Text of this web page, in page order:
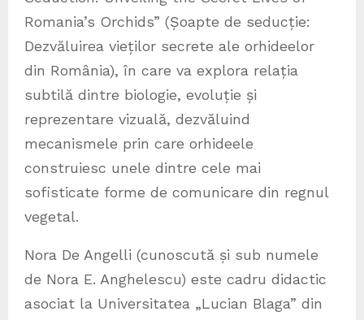
Romania’s Orchids” (Șoapte de seducție:
Dezvăluirea vieților secrete ale orhideelor
din România), în care va explora relația
subtilă dintre biologie, evoluție și
reprezentare vizuală, dezvăluind
mecanismele prin care orhideele
construiesc unele dintre cele mai
sofisticate forme de comunicare din regnul
vegetal.
Nora De Angelli (cunoscută și sub numele
de Nora E. Anghelescu) este cadru didactic
asociat la Universitatea „Lucian Blaga” din